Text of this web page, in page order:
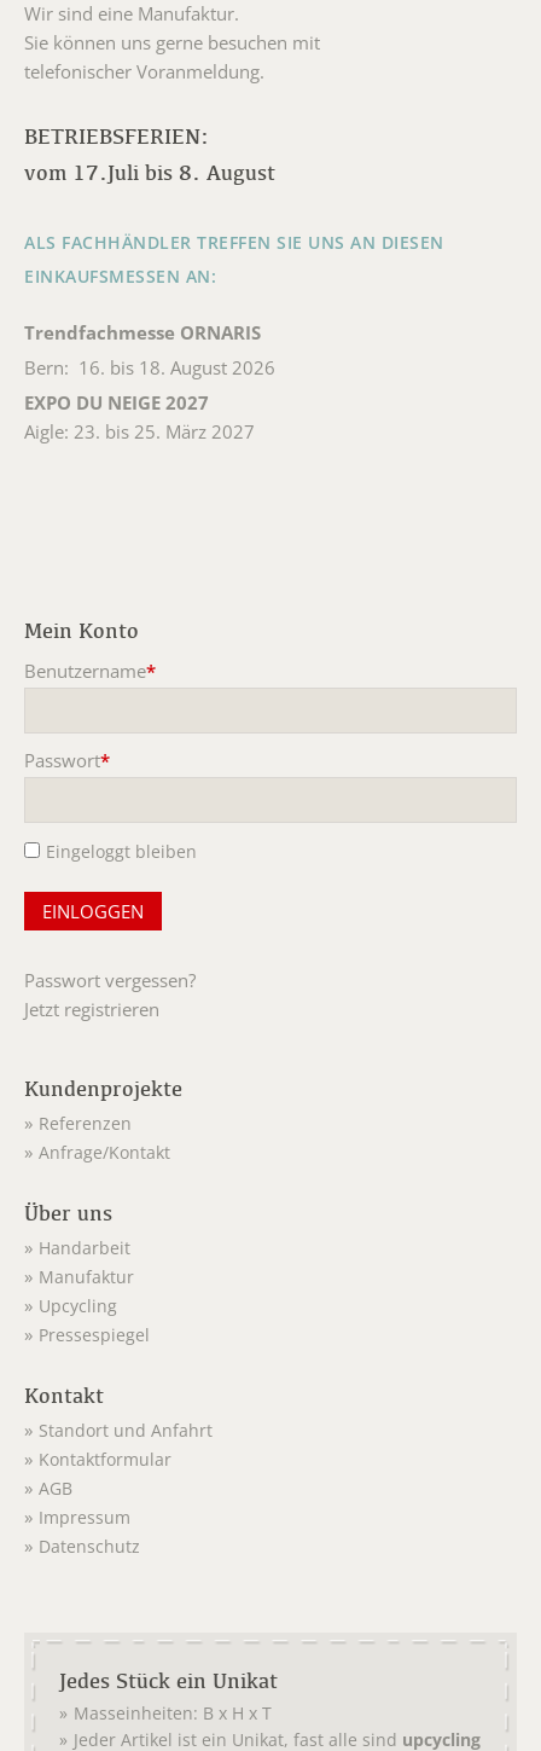
Wir sind eine Manufaktur.
Sie können uns gerne besuchen mit
telefonischer Voranmeldung.
BETRIEBSFERIEN:
vom 17.Juli bis 8. August
ALS FACHHÄNDLER TREFFEN SIE UNS AN DIESEN
EINKAUFSMESSEN AN:
Trendfachmesse ORNARIS
Bern: 16. bis 18. August 2026
EXPO DU NEIGE 2027
Aigle: 23. bis 25. März 2027
Mein Konto
Benutzername*
Passwort*
Eingeloggt bleiben
Passwort vergessen?
Jetzt registrieren
Kundenprojekte
Referenzen
Anfrage/Kontakt
Über uns
Handarbeit
Manufaktur
Upcycling
Pressespiegel
Kontakt
Standort und Anfahrt
Kontaktformular
AGB
Impressum
Datenschutz
Jedes Stück ein Unikat
Masseinheiten: B x H x T
Jeder Artikel ist ein Unikat, fast alle sind upcycling